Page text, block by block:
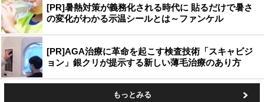
[PR]暑熱対策が義務化される時代に 貼るだけで暑さ
の変化がわかる示温シールとは～ファンケル
[PR]AGA治療に革命を起こす検査技術「スキャビジ
ョン」銀クリが提示する新しい薄毛治療のあり方
もっとみる